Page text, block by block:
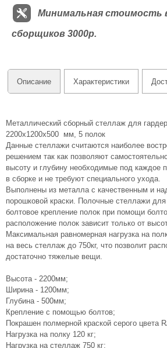
Минимальная стоимость
сборщиков 3000р.
Описание Характеристики
Металлический сборный стеллаж для
2200х1200х500 мм, 5 полок
Данные стеллажи считаются наиболее
решением так как позволяют
высоту и глубину необходимые под каждое
в сборке и не требуют специального ухода.
Выполнены из металла с качественным и
порошковой краски. Полочные стеллажи
болтовое крепление полок при помощи
расположение полок зависит только от
Максимальная равномерная нагрузка на
на весь стеллаж до 750кг, что позволит
достаточно тяжелые вещи.
Высота - 2200мм;
Ширина - 1200мм;
Глубина - 500мм;
Крепление с помощью болтов;
Покрашен полмерной краской серого цвета
Нагрузка на полку 120 кг;
Нагрузка на стеллаж 750 кг;